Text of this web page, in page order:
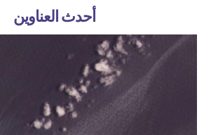
أحدث العناوين